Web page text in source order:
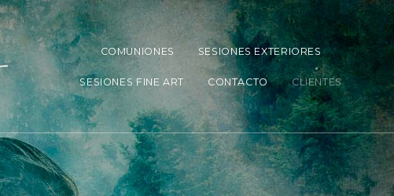
COMUNIONES SESIONES EXTERIORES
SESIONES FINE ART CONTACTO CLIENTES